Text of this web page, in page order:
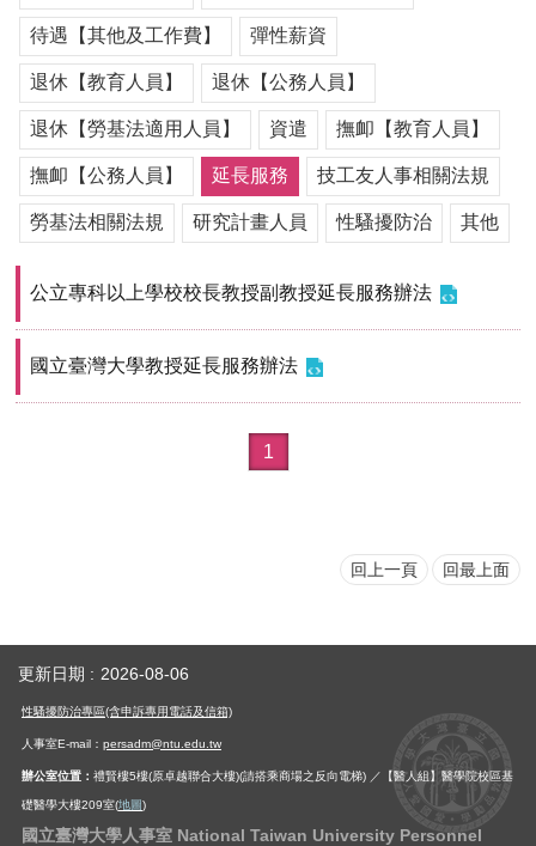
查
詢
事
項
相
關
網
站
大
myNTU
待遇【其他及工作費】 彈性薪資
退休【教育人員】 退休【公務人員】
退休【勞基法適用人員】 資遣 撫卹【教育人員】
撫卹【公務人員】 延長服務 技工友人事相關法規
勞基法相關法規 研究計畫人員 性騷擾防治 其他
公立專科以上學校校長教授副教授延長服務辦法
國立臺灣大學教授延長服務辦法
1
回上一頁 回最上面
更新日期 2026-08-06
性騷擾防治專區(含申訴專用電話及信箱)
人事室E-mail： persadm@ntu.edu.tw
辦公室位置： 禮賢樓5樓(原卓越聯合大樓)(請搭乘商場之反向電梯) ／【醫人組】醫學院校區基
礎醫學大樓209室(地圖)
國立臺灣大學人事室 National Taiwan University Personnel